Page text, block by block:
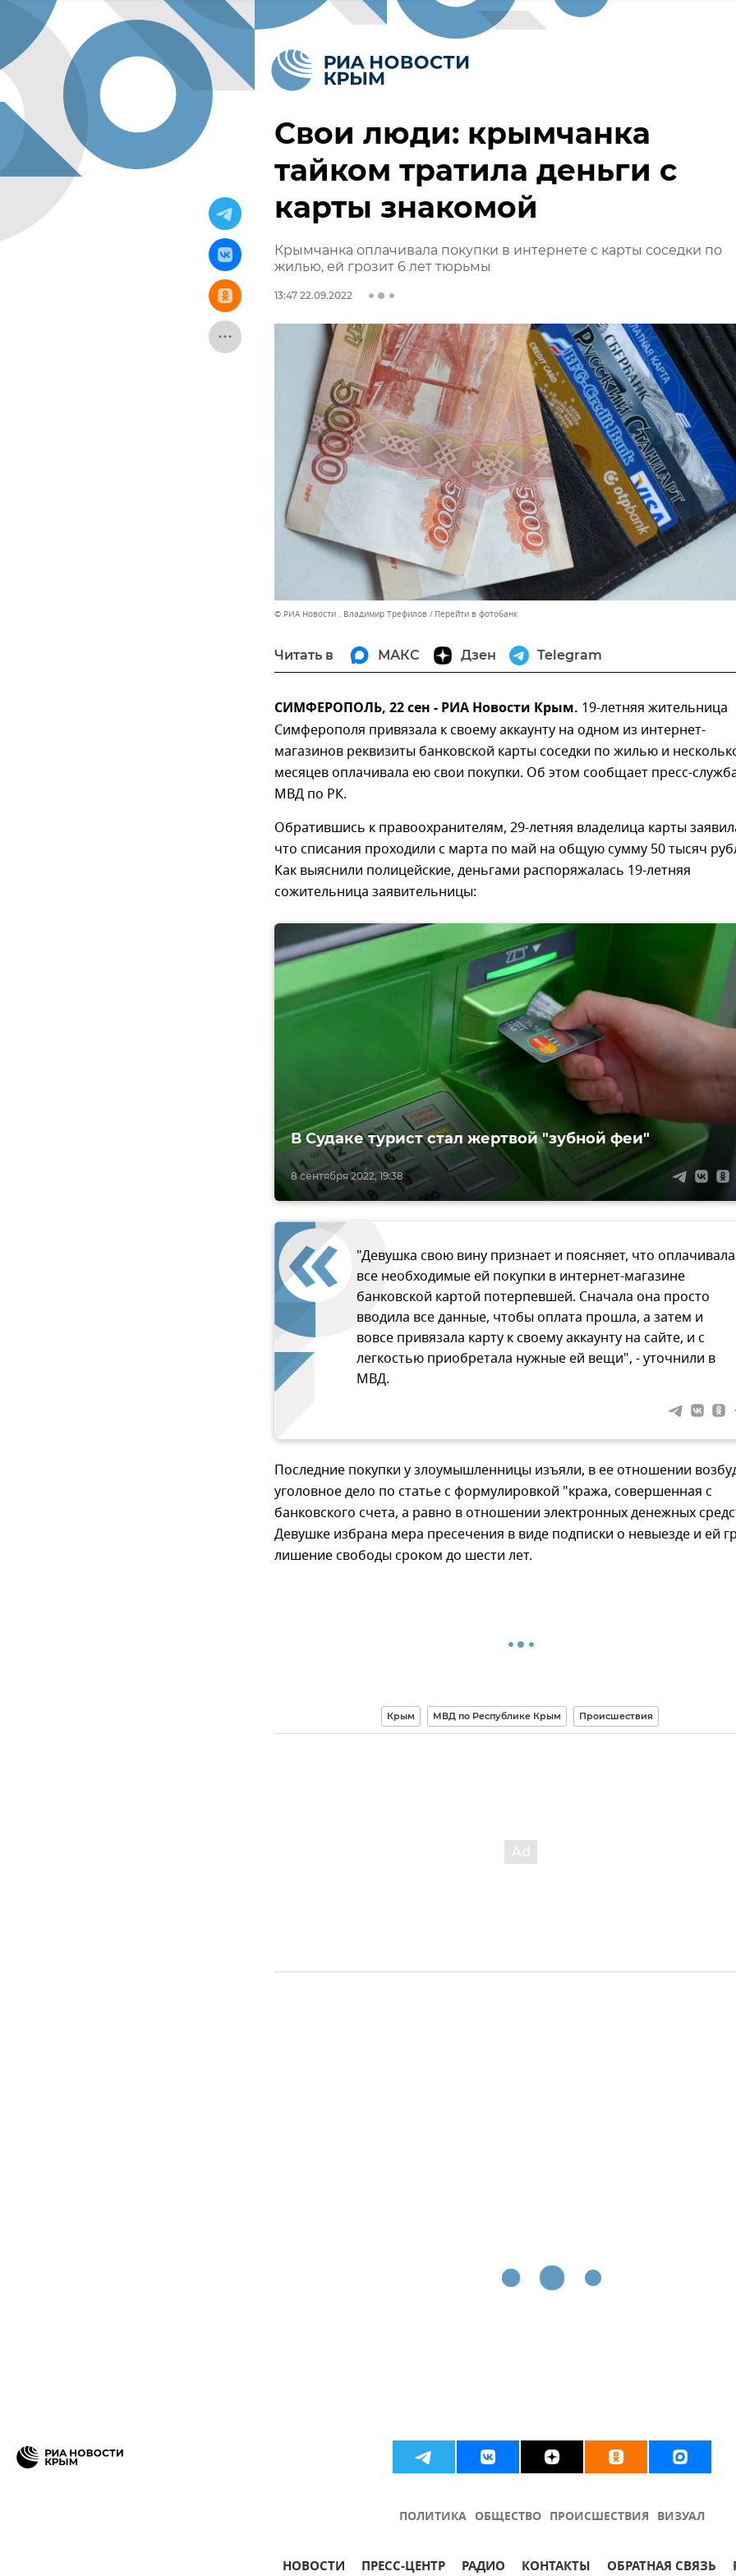
Свои люди: крымчанка
тайком тратила деньги с
карты знакомой
Крымчанка оплачивала покупки в интернете с карты соседки по
жилью, ей грозит 6 лет тюрьмы
13:47 22.09.2022
© РИА Новости . Владимир Трефилов Перейти в фотобанк
Читать в МАКС Дзен Telegram
СИМФЕРОПОЛЬ, 22 сен - РИА Новости Крым. 19-летняя жительница
Симферополя привязала к своему аккаунту на одном из интернет-
магазинов реквизиты банковской карты соседки по жилью и
месяцев оплачивала ею свои покупки. Об этом сообщает пресс-
МВД по РК.
Обратившись к правоохранителям, 29-летняя владелица карты
что списания проходили с марта по май на общую сумму 50 тысяч
Как выяснили полицейские, деньгами распоряжалась 19-летняя
сожительница заявительницы:
8 сентября 2022, 19:38
В Судаке турист стал жертвой "зубной феи"
"Девушка свою вину признает и поясняет, что оплачивала
все необходимые ей покупки в интернет-магазине
банковской картой потерпевшей. Сначала она просто
вводила все данные, чтобы оплата прошла, а затем и
вовсе привязала карту к своему аккаунту на сайте, и с
легкостью приобретала нужные ей вещи", - уточнили в
МВД.
Последние покупки у злоумышленницы изъяли, в ее отношении
уголовное дело по статье с формулировкой "кража, совершенная с
банковского счета, а равно в отношении электронных денежных
Девушке избрана мера пресечения в виде подписки о невыезде и ей
лишение свободы сроком до шести лет.
Крым МВД по Республике Крым Происшествия
ПОЛИТИКА ОБЩЕСТВО ПРОИСШЕСТВИЯ ВИЗУАЛ
НОВОСТИ ПРЕСС-ЦЕНТР РАДИО КОНТАКТЫ ОБРАТНАЯ СВЯЗЬ